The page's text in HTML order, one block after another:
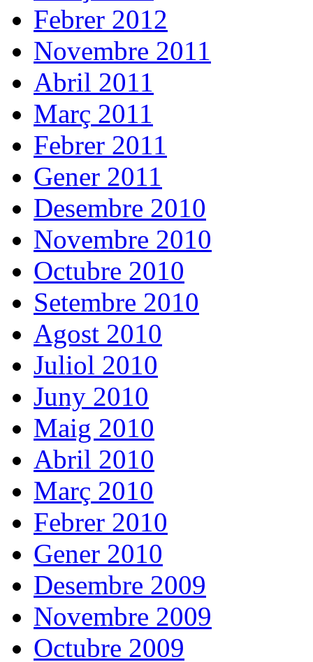
Febrer 2012
Novembre 2011
Abril 2011
Març 2011
Febrer 2011
Gener 2011
Desembre 2010
Novembre 2010
Octubre 2010
Setembre 2010
Agost 2010
Juliol 2010
Juny 2010
Maig 2010
Abril 2010
Març 2010
Febrer 2010
Gener 2010
Desembre 2009
Novembre 2009
Octubre 2009